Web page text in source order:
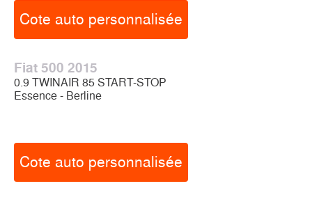
Cote auto personnalisée
Fiat 500 2015
0.9 TWINAIR 85 START-STOP
Essence - Berline
Cote auto personnalisée